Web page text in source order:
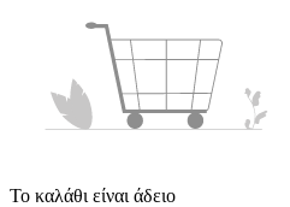
Το καλάθι είναι άδειο